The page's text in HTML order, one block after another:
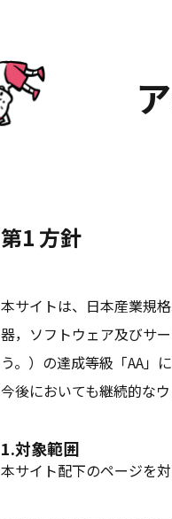
第1 方針
本サイトは、日本産業規
器，ソフトウェア及びサ
う。）の達成等級「AA」
今後においても継続的な
1.対象範囲
本サイト配下のページを